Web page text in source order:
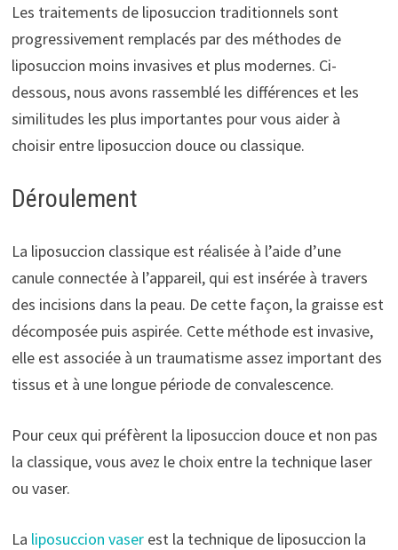
Les traitements de liposuccion traditionnels sont
progressivement remplacés par des méthodes de
liposuccion moins invasives et plus modernes. Ci-
dessous, nous avons rassemblé les différences et les
similitudes les plus importantes pour vous aider à
choisir entre liposuccion douce ou classique.
Déroulement
La liposuccion classique est réalisée à l’aide d’une
canule connectée à l’appareil, qui est insérée à travers
des incisions dans la peau. De cette façon, la graisse est
décomposée puis aspirée. Cette méthode est invasive,
elle est associée à un traumatisme assez important des
tissus et à une longue période de convalescence.
Pour ceux qui préfèrent la liposuccion douce et non pas
la classique, vous avez le choix entre la technique laser
ou vaser.
La liposuccion vaserest la technique de liposuccion la